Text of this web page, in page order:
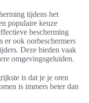
tijdens het
populaire keuze
bescherming
er ook oorbeschermers
Deze bieden vaak
omgevingsgeluiden.
is dat je je oren
is immers beter dan